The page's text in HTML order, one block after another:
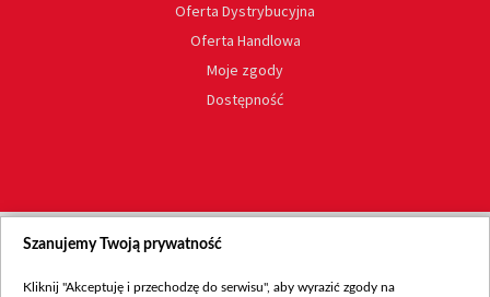
Oferta Dystrybucyjna
Oferta Handlowa
Moje zgody
Dostępność
Szanujemy Twoją prywatność
Kliknij "Akceptuję i przechodzę do serwisu", aby wyrazić zgody na